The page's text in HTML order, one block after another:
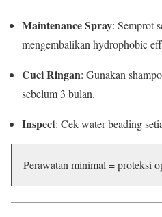
Maintenance Spray: Semprot
mengembalikan hydrophobic
Cuci Ringan: Gunakan
sebelum 3 bulan.
Inspect: Cek water beading
Perawatan minimal = proteksi